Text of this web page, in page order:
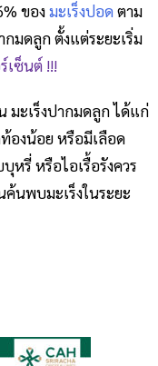
ของมะเร็งปอด ตาม
กมดลูกตั้งแต่ระยะเริ่ม
เซ็นต์ !!!
มะเร็งปากมดลูกได้แก่
องน้อย หรือมีเลือด
หรี่ หรือไอเรื้อรังควร
ค้นพบมะเร็งในระยะ